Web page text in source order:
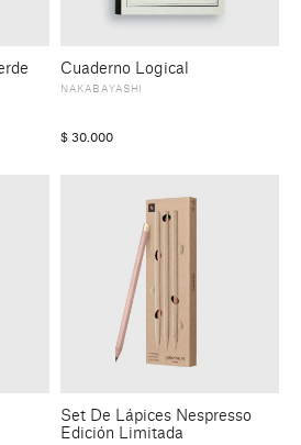
Cuaderno Logical
NAKABAYASHI
$ 30.000
Set De Lápices Nespresso
Edición Limitada